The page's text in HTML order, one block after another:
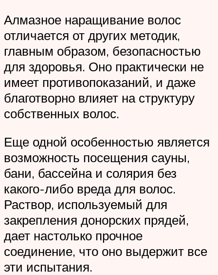
Алмазное наращивание волос
отличается от других методик,
главным образом, безопасностью
для здоровья. Оно практически не
имеет противопоказаний, и даже
благотворно влияет на структуру
собственных волос.
Еще одной особенностью является
возможность посещения сауны,
бани, бассейна и солярия без
какого-либо вреда для волос.
Раствор, используемый для
закрепления донорских прядей,
дает настолько прочное
соединение, что оно выдержит все
эти испытания.